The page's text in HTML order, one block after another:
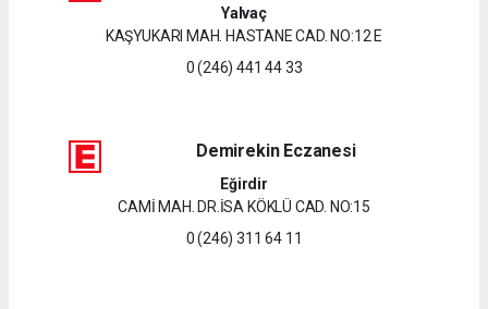
Yalvaç
KAŞYUKARI MAH. HASTANE CAD. NO:12 E
0 (246) 441 44 33
Demirekin Eczanesi
Eğirdir
CAMİ MAH. DR.İSA KÖKLÜ CAD. NO:15
0 (246) 311 64 11